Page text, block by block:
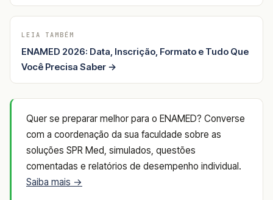
LEIA TAMBÉM
ENAMED 2026: Data, Inscrição, Formato e Tudo Que
Você Precisa Saber →
Quer se preparar melhor para o ENAMED? Converse
com a coordenação da sua faculdade sobre as
soluções SPR Med, simulados, questões
comentadas e relatórios de desempenho individual.
Saiba mais →